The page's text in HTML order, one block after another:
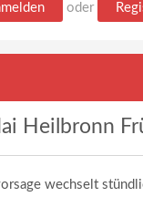
oder
Heilbronn
wechselt